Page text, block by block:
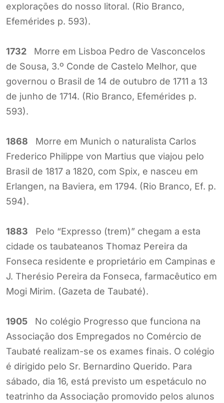
explorações do nosso litoral. (Rio Branco,
Efemérides p. 593).
1732 Morre em Lisboa Pedro de Vasconcelos
de Sousa, 3.º Conde de Castelo Melhor, que
governou o Brasil de 14 de outubro de 1711 a 13
de junho de 1714. (Rio Branco, Efemérides p.
593).
1868 Morre em Munich o naturalista Carlos
Frederico Philippe von Martius que viajou pelo
Brasil de 1817 a 1820, com Spix, e nasceu em
Erlangen, na Baviera, em 1794. (Rio Branco, Ef. p.
594).
1883 Pelo “Expresso (trem)” chegam a esta
cidade os taubateanos Thomaz Pereira da
Fonseca residente e proprietário em Campinas e
J. Therésio Pereira da Fonseca, farmacêutico em
Mogi Mirim. (Gazeta de Taubaté).
1905 No colégio Progresso que funciona na
Associação dos Empregados no Comércio de
Taubaté realizam-se os exames finais. O colégio
é dirigido pelo Sr. Bernardino Querido. Para
sábado, dia 16, está previsto um espetáculo no
teatrinho da Associação promovido pelos alunos